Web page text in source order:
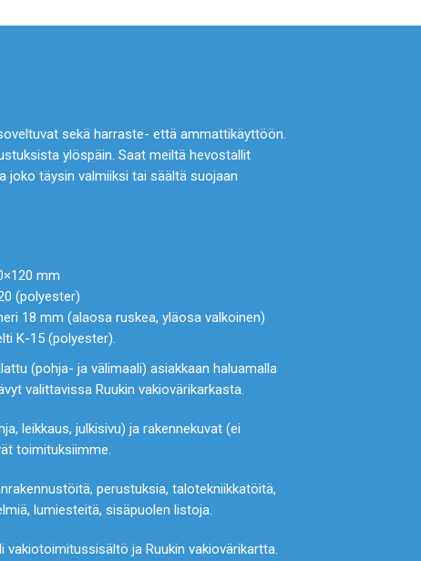
sekä harraste- että ammattikäyttöön.
ylöspäin. Saat meiltä hevostallit
joko täysin valmiiksi tai säältä suojaan
mm
(polyester)
18 mm (alaosa ruskea, yläosa valkoinen)
K-15 (polyester).
(pohja- ja välimaali) asiakkaan haluamalla
valittavissa Ruukin vakiovärikarkasta.
leikkaus, julkisivu) ja rakennekuvat (ei
toimituksiimme.
perustuksia, talotekniikkatöitä,
lumiesteitä, sisäpuolen listoja.
vakiotoimitussisältö ja Ruukin vakiovärikartta.